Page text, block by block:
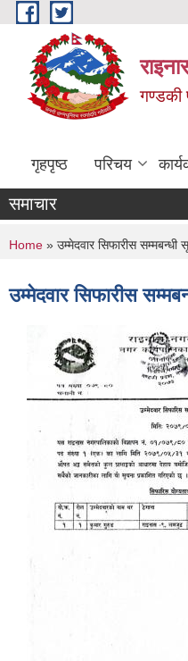
Skip to main content
गृहपृष्ठ परिचय
समाचार
You are here
Home » उम्मेदवार सिफारीस सम्मबन्धी
उम्मेदवार सिफारीस